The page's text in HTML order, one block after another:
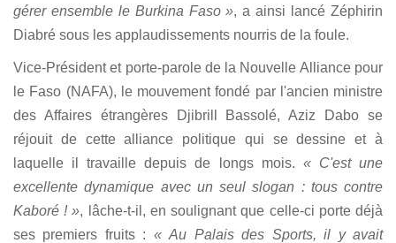
gérer ensemble le Burkina Faso », a ainsi lancé Zéphirin
Diabré sous les applaudissements nourris de la foule.
Vice-Président et porte-parole de la Nouvelle Alliance pour
le Faso (NAFA), le mouvement fondé par l'ancien ministre
des Affaires étrangères Djibrill Bassolé, Aziz Dabo se
réjouit de cette alliance politique qui se dessine et à
laquelle il travaille depuis de longs mois. « C'est une
excellente dynamique avec un seul slogan : tous contre
Kaboré ! », lâche-t-il, en soulignant que celle-ci porte déjà
ses premiers fruits : « Au Palais des Sports, il y avait